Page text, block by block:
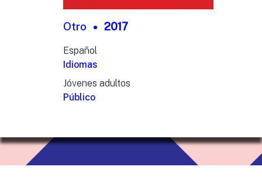
Otro 2017
Español
Idiomas
Jóvenes adultos
Público